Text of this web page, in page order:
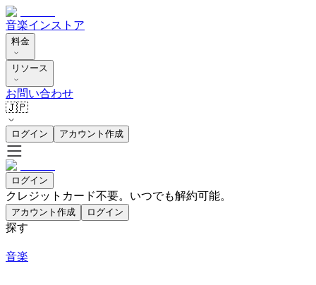
音楽インストア
料金
リソース
お問い合わせ
🇯🇵
ログイン アカウント作成
ログイン
クレジットカード不要。いつでも解約可能。
アカウント作成 ログイン
探す
音楽